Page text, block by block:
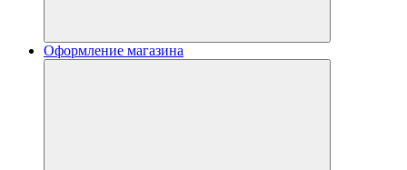
Оформление магазина